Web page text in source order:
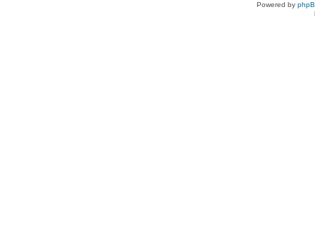
Powered by